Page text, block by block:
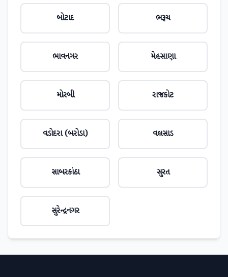
બોટાદ ભરૂચ
ભાવનગર મેહસાણા
મોરબી રાજકોટ
વડોદરા (બરોડા) વલસાડ
સાબરકાંઠા સુરત
સુરેન્દ્રનગર